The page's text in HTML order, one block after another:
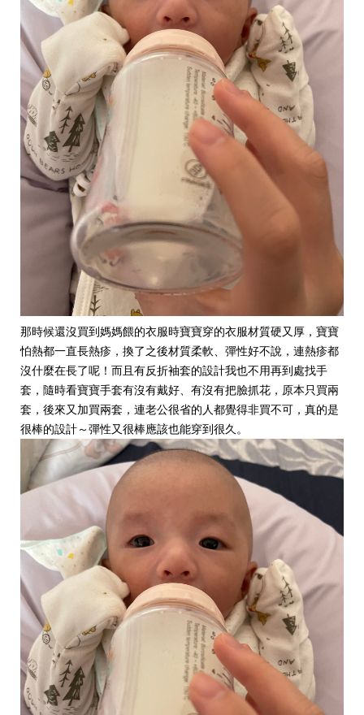
那時候還沒買到媽媽餵的衣服時寶寶穿的衣服材質硬又厚，寶寶
怕熱都一直長熱疹，換了之後材質柔軟、彈性好不說，連熱疹都
沒什麼在長了呢！而且有反折袖套的設計我也不用再到處找手
套，隨時看寶寶手套有沒有戴好、有沒有把臉抓花，原本只買兩
套，後來又加買兩套，連老公很省的人都覺得非買不可，真的是
很棒的設計～彈性又很棒應該也能穿到很久。